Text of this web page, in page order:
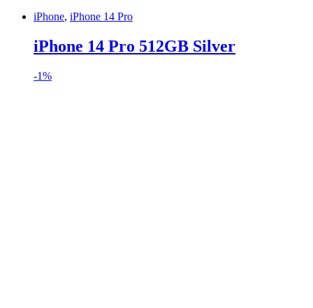
iPhone, iPhone 14 Pro
iPhone 14 Pro 512GB Silver
-1%